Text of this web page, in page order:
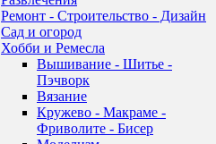
Ремонт - Строительство - Дизайн
Сад и огород
Хобби и Ремесла
Вышивание - Шитье -
Пэчворк
Вязание
Кружево - Макраме -
Фриволите - Бисер